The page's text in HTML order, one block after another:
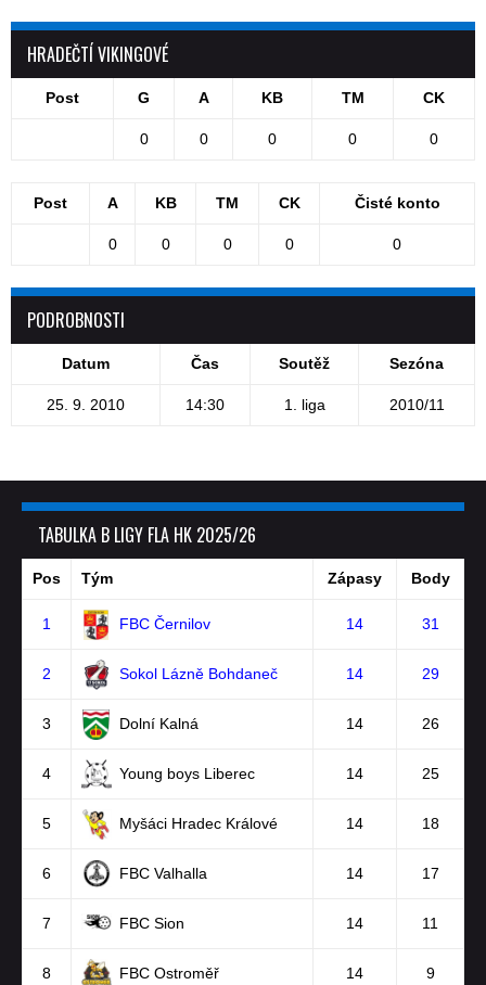
HRADEČTÍ VIKINGOVÉ
Post G A KB TM CK
0 0 0 0 0
Post A KB TM CK Čisté konto
0 0 0 0 0
PODROBNOSTI
Datum Čas Soutěž Sezóna
25. 9. 2010 14:30 1. liga 2010/11
TABULKA B LIGY FLA HK 2025/26
Pos Tým Zápasy Body
1 FBC Černilov 14 31
2 Sokol Lázně Bohdaneč 14 29
3 Dolní Kalná 14 26
4 Young boys Liberec 14 25
5 Myšáci Hradec Králové 14 18
6 FBC Valhalla 14 17
7 FBC Sion 14 11
8 FBC Ostroměř 14 9